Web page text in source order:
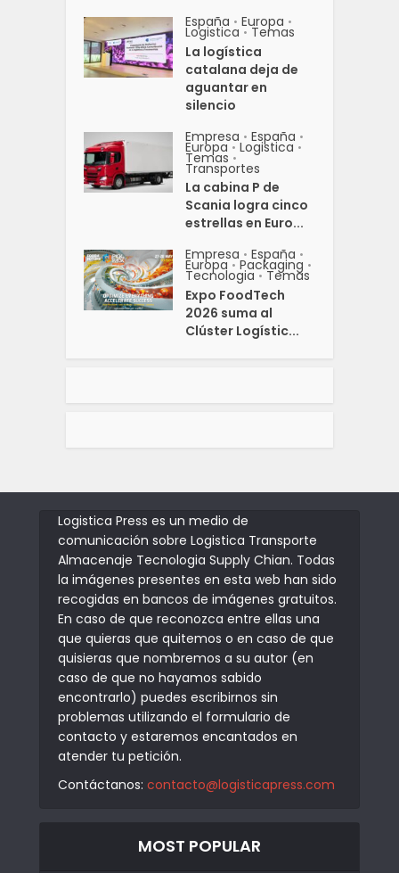
España • Europa •
Logistica • Temas
La logística
catalana deja de
aguantar en
silencio
Empresa • España •
Europa • Logistica •
Temas •
Transportes
La cabina P de
Scania logra cinco
estrellas en Euro...
Empresa • España •
Europa • Packaging •
Tecnologia • Temas
Expo FoodTech
2026 suma al
Clúster Logístic...
Logistica Press es un medio de
comunicación sobre Logistica Transporte
Almacenaje Tecnologia Supply Chian. Todas
la imágenes presentes en esta web han sido
recogidas en bancos de imágenes gratuitos.
En caso de que reconozca entre ellas una
que quieras que quitemos o en caso de que
quisieras que nombremos a su autor (en
caso de que no hayamos sabido
encontrarlo) puedes escribirnos sin
problemas utilizando el formulario de
contacto y estaremos encantados en
atender tu petición.
Contáctanos: contacto@logisticapress.com
MOST POPULAR